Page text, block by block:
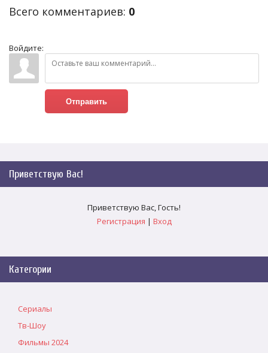
Всего комментариев: 0
Войдите:
Отправить
Приветствую Вас!
Приветствую Вас,Гость!
Регистрация | Вход
Категории
Сериалы
Тв-Шоу
Фильмы 2024